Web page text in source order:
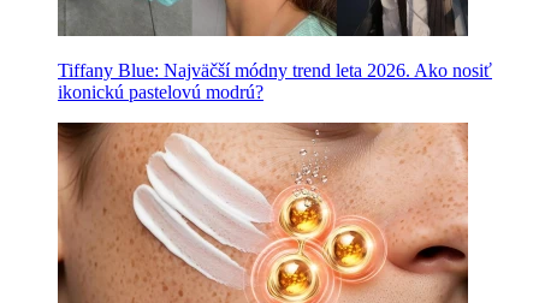
Tiffany Blue: Najväčší módny trend leta 2026. Ako nosiť
ikonickú pastelovú modrú?